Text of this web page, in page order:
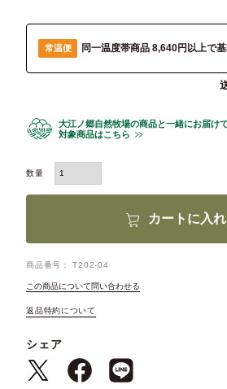
常温便 同一温度帯商品 8,640円以上で
大江ノ郷自然牧場の商品と一緒にお届けで
対象商品はこちら
カートに入
商品番号 T202-04
この商品について問い合わせる
返品特約について
シェア